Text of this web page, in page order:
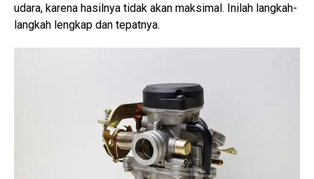
udara, karena hasilnya tidak akan maksimal. Inilah langkah-
langkah lengkap dan tepatnya.